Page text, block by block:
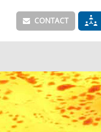
CONTACT